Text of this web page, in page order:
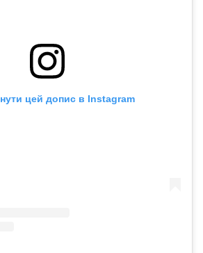
цей допис в Instagram